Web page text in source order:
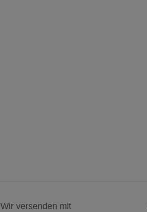
Wir versenden mit